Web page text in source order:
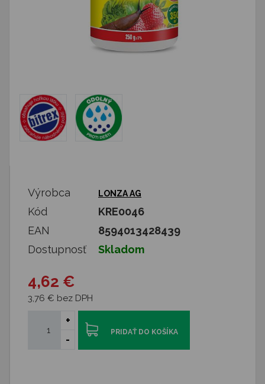
Výrobca LONZA AG
Kód
KRE0046
EAN
8594013428439
Dostupnosť
Skladom
4,62 €
3,76 € bez DPH
+
-
PRIDAŤ DO KOŠÍKA